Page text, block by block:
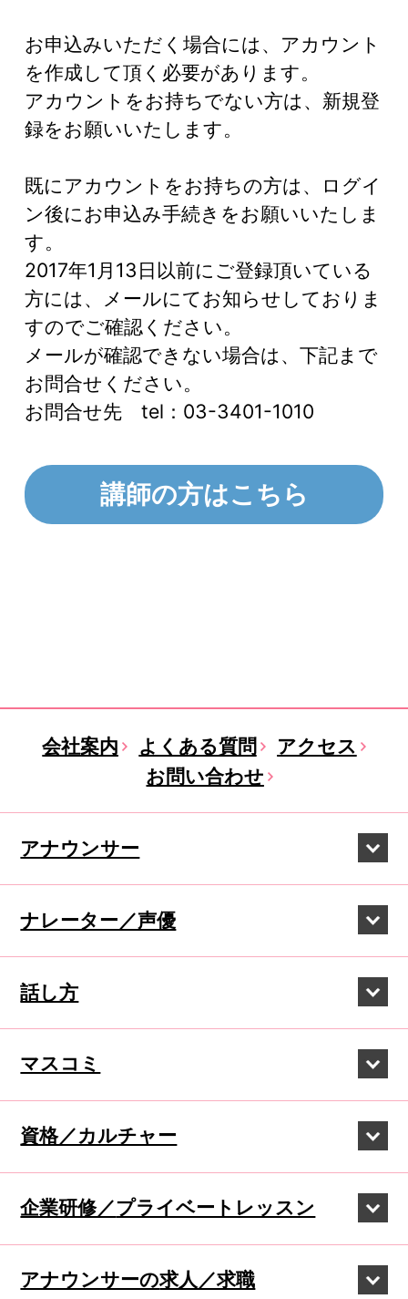
お申込みいただく場合には、アカウント
を作成して頂く必要があります。
アカウントをお持ちでない方は、新規登
録をお願いいたします。
既にアカウントをお持ちの方は、ログイ
ン後にお申込み手続きをお願いいたしま
す。
2017年1月13日以前にご登録頂いている
方には、メールにてお知らせしておりま
すのでご確認ください。
メールが確認できない場合は、下記まで
お問合せください。
お問合せ先 tel：03-3401-1010
講師の方はこちら
会社案内 よくある質問
アクセス
お問い合わせ
アナウンサー
ナレーター／声優
話し方
マスコミ
資格／カルチャー
企業研修／プライベートレッスン
アナウンサーの求人／求職